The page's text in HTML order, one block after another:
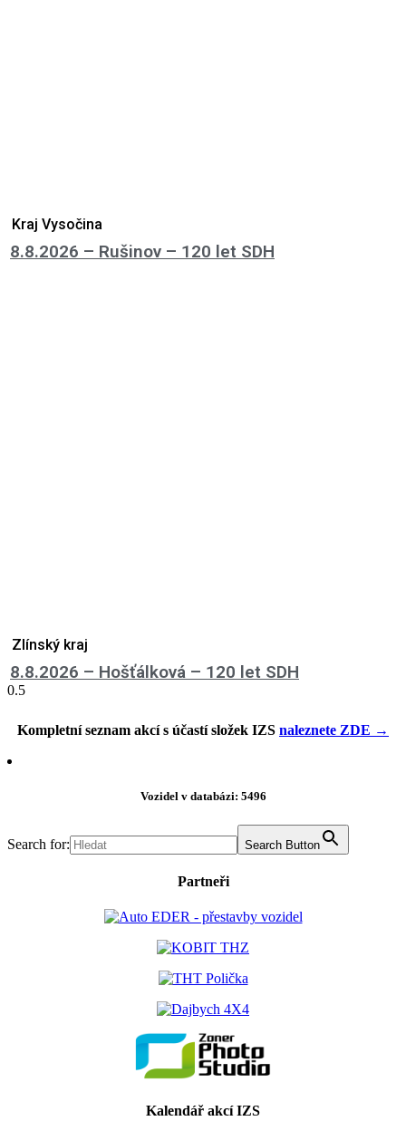
Kraj Vysočina
8.8.2026 – Rušinov – 120 let SDH
Zlínský kraj
8.8.2026 – Hošťálková – 120 let SDH
Kompletní seznam akcí s účastí složek IZS naleznete ZDE →
Vozidel v databázi: 5496
Search for: Search Button
Partneři
Kalendář akcí IZS